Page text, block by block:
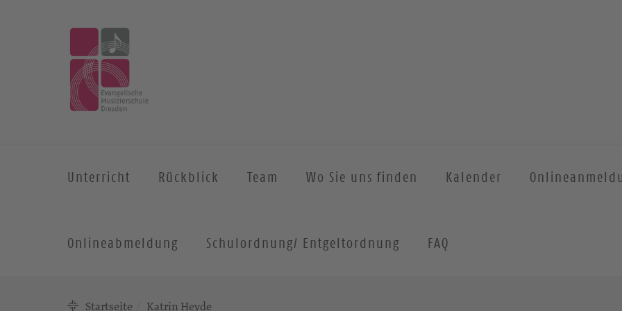
Unterricht Rückblick Team Wo Sie uns finden Kalender
Onlineabmeldung Schulordnung/ Entgeltordnung FAQ
Startseite Katrin Heyde